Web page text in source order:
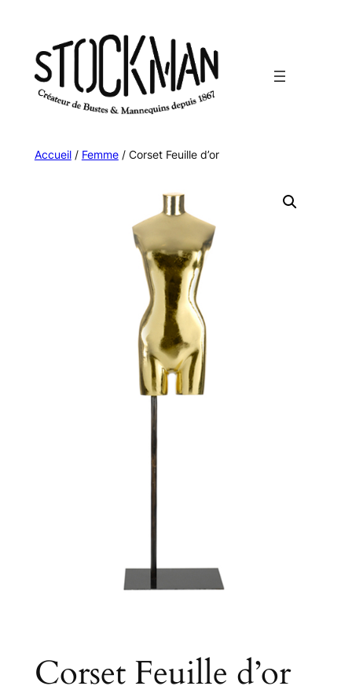
contenu
Accueil/ Femme/ Corset Feuille d’or
Corset Feuille d’or